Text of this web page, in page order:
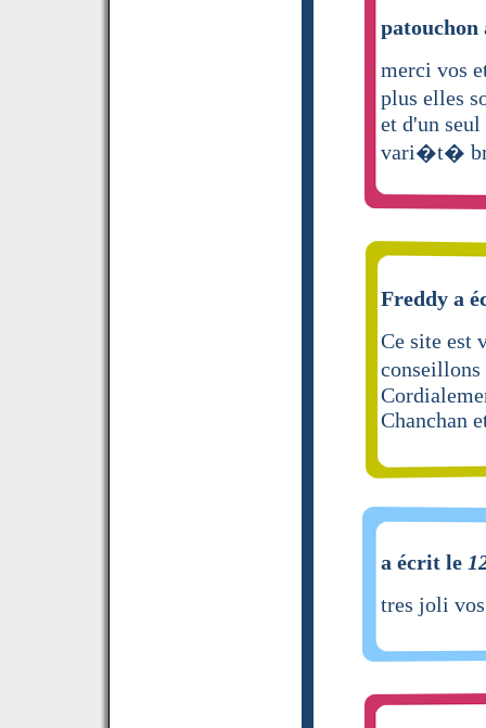
merci vos
plus elles
et d'un
vari�t�
Freddy a
Ce site est
Chanchan
a écrit le
tres joli